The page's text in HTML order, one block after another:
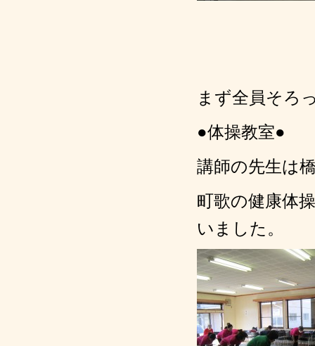
まず全員そろ
●体操教室
講師の先生は
町歌の健康体
いました。